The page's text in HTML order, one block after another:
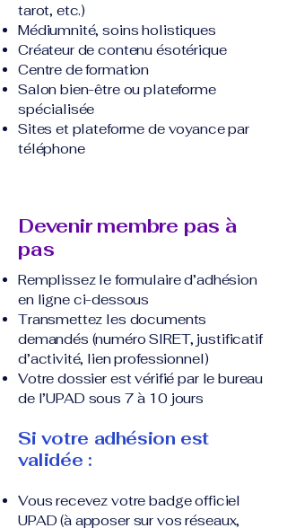
tarot, etc.)
Médiumnité, soins holistiques
Créateur de contenu ésotérique
Centre de formation
Salon bien-être ou plateforme
spécialisée
Sites et plateforme de voyance par
téléphone​
Devenir membre pas à
pas
Remplissez le formulaire d’adhésion
en ligne ci-dessous
Transmettez les documents
demandés (numéro SIRET, justificatif
d’activité, lien professionnel)
Votre dossier est vérifié par le bureau
de l’UPAD sous 7 à 10 jours
Si votre adhésion est
validée :
Vous recevez votre badge officiel
UPAD (à apposer sur vos réseaux,